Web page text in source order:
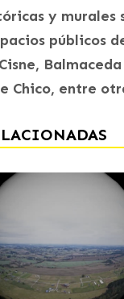
y murales
públicos
Chico, entre